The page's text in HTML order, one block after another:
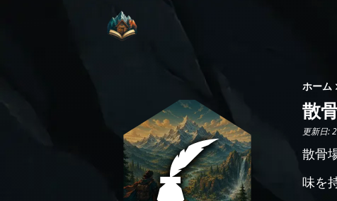
ホーム
散
更新日:
散骨
味を